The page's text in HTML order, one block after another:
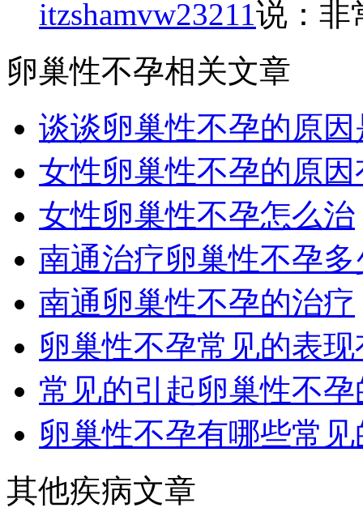
itzshamvw23211说：非
卵巢性不孕相关文章
谈谈卵巢性不孕的原
女性卵巢性不孕的原
女性卵巢性不孕怎么治
南通治疗卵巢性不孕
南通卵巢性不孕的治疗
卵巢性不孕常见的表
常见的引起卵巢性不
卵巢性不孕有哪些常
其他疾病文章